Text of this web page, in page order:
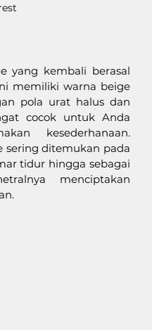
yang kembali berasal
memiliki warna beige
pola urat halus dan
cocok untuk Anda
kesederhanaan.
sering ditemukan pada
tidur hingga sebagai
menciptakan